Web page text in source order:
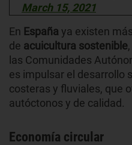
March 15, 2021
En España ya existen
de acuicultura sostenible
las Comunidades
es impulsar el desarrollo
costeras y fluviales, que
autóctonos y de calidad.
Economía circular